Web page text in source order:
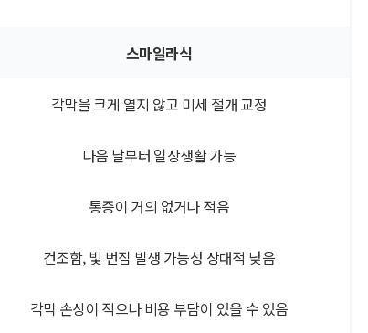
스마일라식
각막을 크게 열지 않고 미세 절개 교정
다음 날부터 일상생활 가능
통증이 거의 없거나 적음
건조함, 빛 번짐 발생 가능성 상대적 낮음
각막 손상이 적으나 비용 부담이 있을 수 있음